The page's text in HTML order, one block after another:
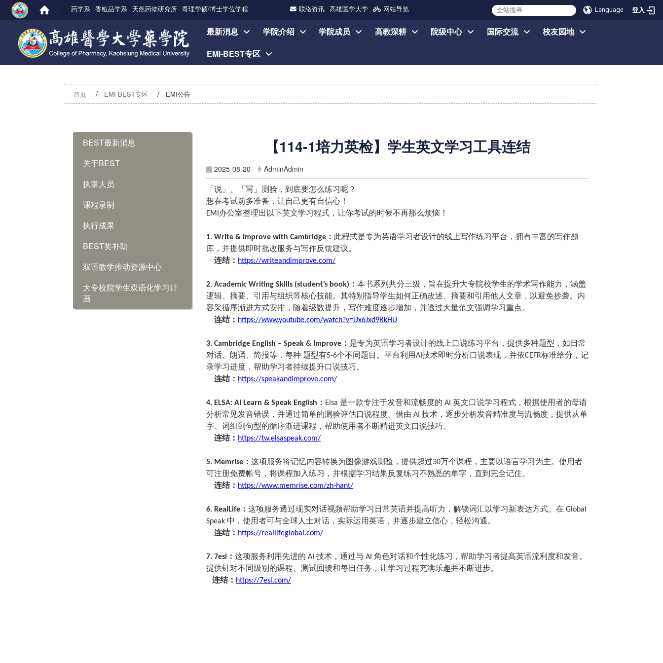
Language 登入
药学系 香粧品学系 天然药物研究所 毒理学硕/博士学位学程 联络资讯 高雄医学大学 网站导览
最新消息 学院介绍 学院成员 高教深耕 院级中心 国际交流
校友园地
EMI-BEST专区
首页 EMI-BEST专区 EMI公告
BEST最新消息
关于BEST
执掌人员
课程录制
执行成果
BEST奖补助
双语教学推动资源中心
大专校院学生双语化学习计
画
【114-1培力英检】学生英文学习工具连结
2025-08-20 AdminAdmin
「说」、「写」测验，到底要怎么练习呢？
想在考试前多准备，让自己更有自信心！
EMI 办公室整理出以下英文学习程式，让你考试的时候不再那么烦恼！
1. Write & Improve with Cambridge ： 此程式是专为英语学习者设计的线上写作练习平台，拥有丰富的写作题
库，并提供即时批改服务与写作反馈建议。
连结： https://writeandimprove.com/
2. Academic Writing Skills (student’s book) ：本书系列共分三级，旨在提升大专院校学生的学术写作能力，涵盖
逻辑、摘要、引用与组织等核心技能。其特别指导学生如何正确改述、摘要和引用他人文章，以避免抄袭。内
容采循序渐进方式安排，随着级数提升，写作难度逐步增加，并透过大量范文强调学习重点。
连结： https://www.youtube.com/watch?v=Ux6Jxd9RkHU
3. Cambridge English – Speak & Improve ： 是专为英语学习者设计的线上口说练习平台，提供多种题型，如日常
对话、朗诵、简报等，每种 题型有5-6个不同题目。平台利用AI技术即时分析口说表现，并依CEFR标准给分，记
录学习进度，帮助学习者持续提升口说技巧。
连结： https://speakandimprove.com/
4. ELSA: AI Learn & Speak English ： Elsa 是一款专注于发音和流畅度的 AI英文口说学习程式，根据使用者的母语
分析常见发音错误，并通过简单的测验评估口说程度。借由 AI技术，逐步分析发音精准度与流畅度，提供从单
字、词组到句型的循序渐进课程，帮助使用者不断精进英文口说技巧。
连结： https://tw.elsaspeak.com/
5. Memrise ：这项服务将记忆内容转换为图像游戏测验，提供超过30万个课程，主要以语言学习为主。使用者
可注册免费帐号，将课程加入练习，并根据学习结果反复练习不熟悉的单字，直到完全记住。
连结： https://www.memrise.com/zh-hant/
6. RealLife ：这项服务透过现实对话视频帮助学习日常英语并提高听力，解锁词汇以学习新表达方式。在 Global
Speak 中，使用者可与全球人士对话，实际运用英语，并逐步建立信心，轻松沟通。
连结： https://reallifeglobal.com/
7. 7esl ：这项服务利用先进的 AI技术，通过与 AI角色对话和个性化练习，帮助学习者提高英语流利度和发音。
提供针对不同级别的课程、测试回馈和每日任务，让学习过程充满乐趣并不断进步。
连结： https://7esl.com/